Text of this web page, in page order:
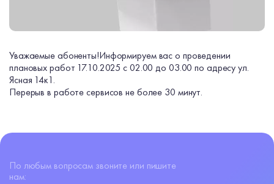
Уважаемые абоненты!Информируем вас о проведении
плановых работ 17.10.2025 с 02.00 до 03.00 по адресу ул.
Ясная 14к1.
Перерыв в работе сервисов не более 30 минут.
По любым вопросам звоните или пишите
нам: